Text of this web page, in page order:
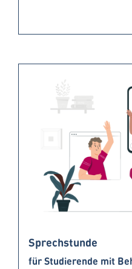
Sprechstunde
für Studierende mit